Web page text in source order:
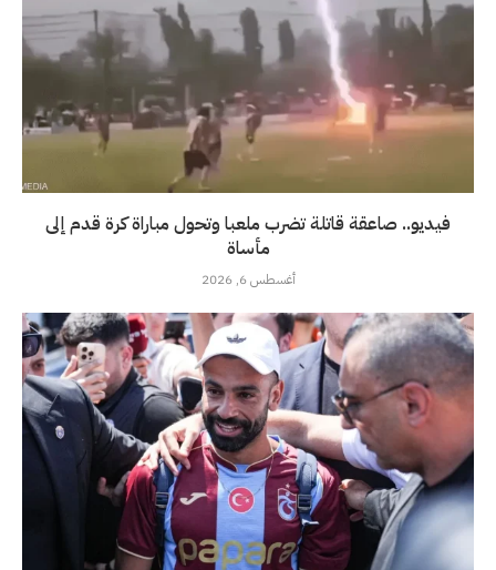
فيديو.. صاعقة قاتلة تضرب ملعبا وتحول مباراة كرة قدم إلى
مأساة
أغسطس 6, 2026